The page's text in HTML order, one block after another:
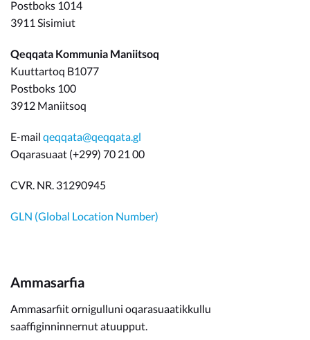
Postboks 1014
3911 Sisimiut
Qeqqata Kommunia Maniitsoq
Kuuttartoq B1077
Postboks 100
3912 Maniitsoq
E-mail qeqqata@qeqqata.gl
Oqarasuaat (+299) 70 21 00
CVR. NR. 31290945
GLN (Global Location Number)
Ammasarfia
Ammasarfiit ornigulluni oqarasuaatikkullu
saaffiginninnernut atuupput.